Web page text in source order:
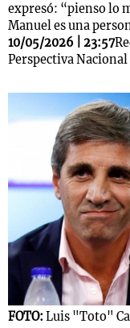
expresó: “pienso lo
Manuel es una
10/05/2026 | 23:57
Perspectiva Nacional
FOTO: Luis "Toto"